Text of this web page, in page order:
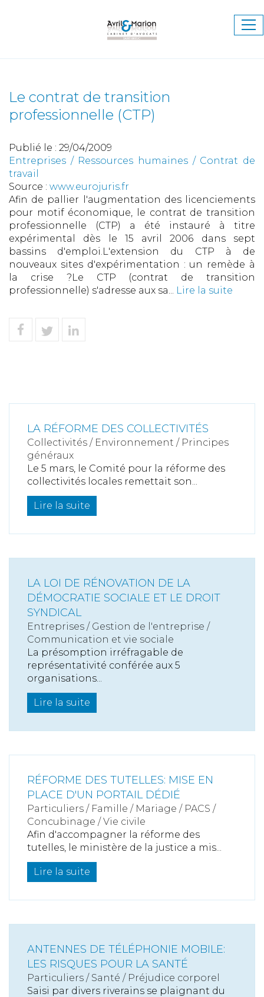
Le contrat de transition
professionnelle (CTP)
Publié le : 29/04/2009
Entreprises / Ressources humaines / Contrat de
travail
Source : www.eurojuris.fr
Afin de pallier l'augmentation des licenciements
pour motif économique, le contrat de transition
professionnelle (CTP) a été instauré à titre
expérimental dès le 15 avril 2006 dans sept
bassins d'emploi.L'extension du CTP à de
nouveaux sites d'expérimentation : un remède à
la crise ?Le CTP (contrat de transition
professionnelle) s'adresse aux sa... Lire la suite
LA RÉFORME DES COLLECTIVITÉS
Collectivités / Environnement / Principes
généraux
Le 5 mars, le Comité pour la réforme des
collectivités locales remettait son...
Lire la suite
LA LOI DE RÉNOVATION DE LA
DÉMOCRATIE SOCIALE ET LE DROIT
SYNDICAL
Entreprises / Gestion de l'entreprise /
Communication et vie sociale
La présomption irréfragable de
représentativité conférée aux 5
organisations...
Lire la suite
RÉFORME DES TUTELLES: MISE EN
PLACE D'UN PORTAIL DÉDIÉ
Particuliers / Famille / Mariage / PACS /
Concubinage / Vie civile
Afin d'accompagner la réforme des
tutelles, le ministère de la justice a mis...
Lire la suite
ANTENNES DE TÉLÉPHONIE MOBILE:
LES RISQUES POUR LA SANTÉ
Particuliers / Santé / Préjudice corporel
Saisi par divers riverains se plaignant du